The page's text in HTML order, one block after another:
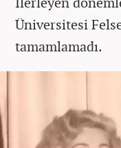
Üniversitesi
tamamlamadı.